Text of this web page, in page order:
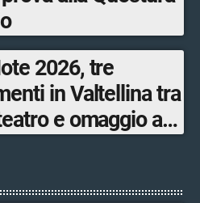
2026, tre
in Valtellina tra
e omaggio a